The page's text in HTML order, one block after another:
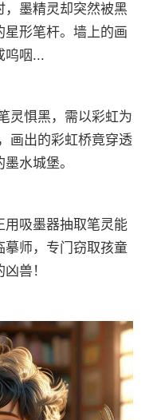
，墨精灵却突然被黑
星形笔杆。墙上的画
呜咽...
灵惧黑，需以彩虹为
画出的彩虹桥竟穿透
水城堡。
吸墨器抽取笔灵能
摹师，专门窃取孩童
兽！